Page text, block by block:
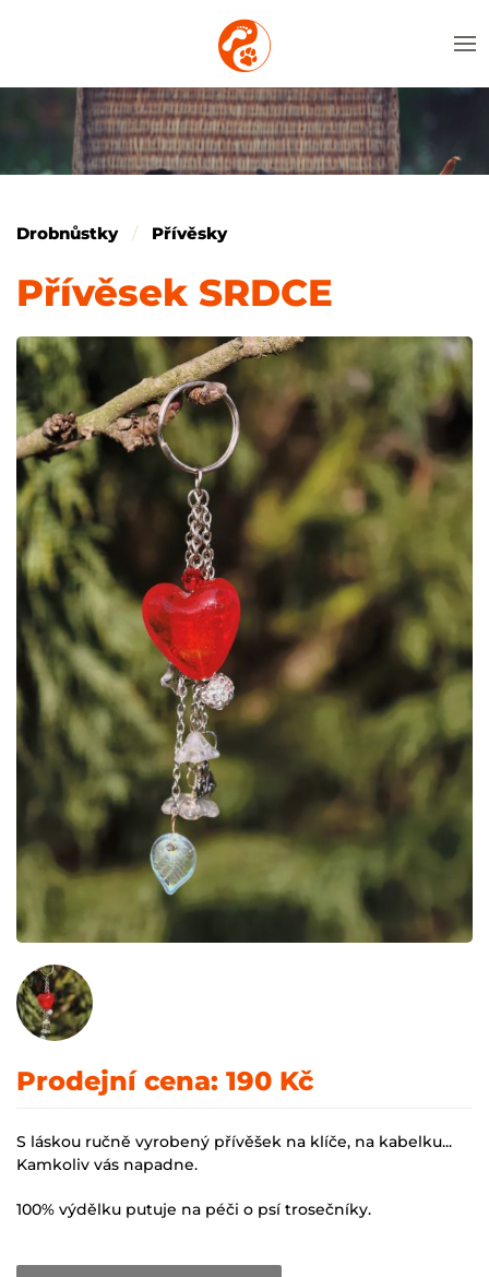
Drobnůstky Přívěsky
Přívěsek SRDCE
Prodejní cena: 190 Kč
S láskou ručně vyrobený přívěšek na klíče, na kabelku...
Kamkoliv vás napadne.
100% výdělku putuje na péči o psí trosečníky.